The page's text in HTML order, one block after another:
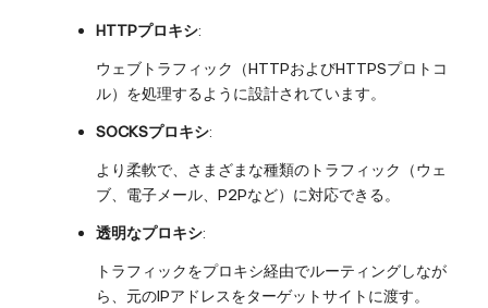
HTTPプロキシ:
ウェブトラフィック（HTTPおよびHTTPSプロトコ
ル）を処理するように設計されています。
SOCKSプロキシ:
より柔軟で、さまざまな種類のトラフィック（ウェ
ブ、電子メール、P2Pなど）に対応できる。
透明なプロキシ:
トラフィックをプロキシ経由でルーティングしなが
ら、元のIPアドレスをターゲットサイトに渡す。